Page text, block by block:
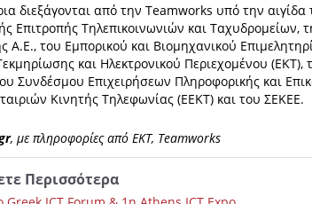
διεξάγονται από την Teamworks υπό την
Επιτροπής Τηλεπικοινωνιών και Ταχυδρομείων,
Α.Ε., του Εμπορικού και Βιομηχανικού
και Ηλεκτρονικού Περιεχομένου
Συνδέσμου Επιχειρήσεων Πληροφορικής και
Κινητής Τηλεφωνίας (ΕΕΚΤ) και του ΣΕΚΕΕ.
, με πληροφορίες από ΕΚΤ, Teamworks
Περισσότερα